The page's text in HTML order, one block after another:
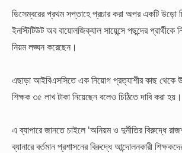
ডিসেম্বরের প্রথম সপ্তাহে প্রচার করা অপর একটি উড়ো
ইনস্টিটিউট অব বায়োলজিক্যাল সায়েন্সে পছন্দের প্রার্থীকে
নিয়ম লঙ্ঘন করেছেন।
এছাড়া আইবিএসসিতে এক নিয়োগ প্রত্যাশীর কাছ থেকে
শিক্ষক ৩৫ লাখ টাকা নিয়েছেন বলেও চিঠিতে দাবি করা হয়।
এ ব্যাপারে জানতে চাইলে ‘অনিয়ম ও দুর্নীতির বিরুদ্ধে
ব্যানারে বর্তমান প্রশাসনের বিরুদ্ধে আন্দোলনকারী